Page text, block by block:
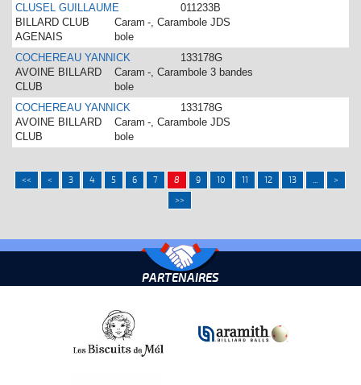
CLUSEL GUILLAUME
011233B
BILLARD CLUB
AGENAIS
Caram
bole
-, Carambole JDS
COCHEREAU YANNICK
133178G
AVOINE BILLARD
CLUB
Caram
bole
-, Carambole 3 bandes
COCHEREAU YANNICK
133178G
AVOINE BILLARD
CLUB
Caram
bole
-, Carambole JDS
<< < 3 4 5 6 7 8 9 10 11 12 13 ...
>
>>
PARTENAIRES